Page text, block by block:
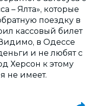
– Ялта», которые
поездку в
кассовый билет
в Одессе
и не любят с
Херсон к этому
не имеет.